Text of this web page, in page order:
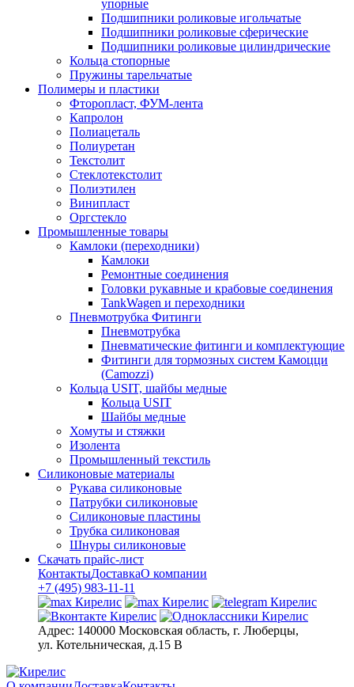
упорные
Подшипники роликовые игольчатые
Подшипники роликовые сферические
Подшипники роликовые цилиндрические
Кольца стопорные
Пружины тарельчатые
Полимеры и пластики
Фторопласт, ФУМ-лента
Капролон
Полиацеталь
Полиуретан
Текстолит
Стеклотекстолит
Полиэтилен
Винипласт
Оргстекло
Промышленные товары
Камлоки (переходники)
Камлоки
Ремонтные соединения
Головки рукавные и крабовые соединения
TankWagen и переходники
Пневмотрубка Фитинги
Пневмотрубка
Пневматические фитинги и комплектующие
Фитинги для тормозных систем Камоцци
(Camozzi)
Кольца USIT, шайбы медные
Кольца USIT
Шайбы медные
Хомуты и стяжки
Изолента
Промышленный текстиль
Силиконовые материалы
Рукава силиконовые
Патрубки силиконовые
Силиконовые пластины
Трубка силиконовая
Шнуры силиконовые
Скачать прайс-лист
КонтактыДоставкаО компании
+7 (495) 983-11-11
Адрес: 140000 Московская область, г. Люберцы,
ул. Котельническая, д.15 В